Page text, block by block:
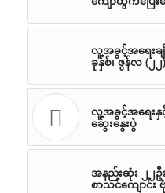
လူ့အခွင့်အရေးချို
ခုနှစ်၊ ဇွန်လ (၂
လူ့အခွင့်အရေးနှ
ဆွေးနွေးပွဲ
အနည်းဆုံး ၂၂
စာသင်ကျောင်း